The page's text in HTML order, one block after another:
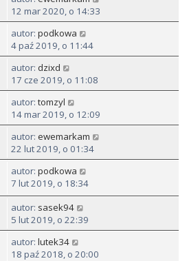
12 mar 2020, o 14:33
autor: podkowa
4 paź 2019, o 11:44
autor: dzixd
17 cze 2019, o 11:08
autor: tomzyl
14 mar 2019, o 12:09
autor: ewemarkam
22 lut 2019, o 01:34
autor: podkowa
7 lut 2019, o 18:34
autor: sasek94
5 lut 2019, o 22:39
autor: lutek34
18 paź 2018, o 20:00